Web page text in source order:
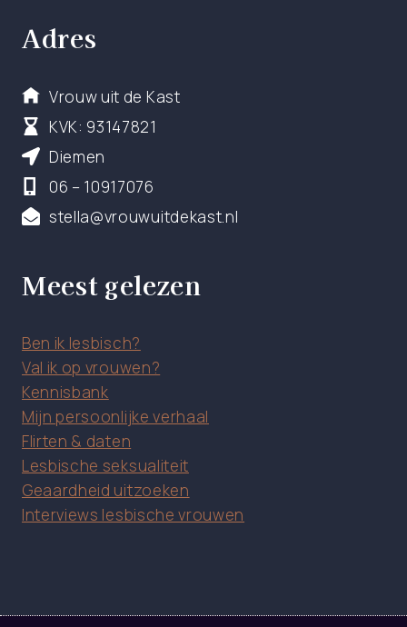
Adres
Vrouw uit de Kast
KVK: 93147821
Diemen
06 – 10917076
stella@vrouwuitdekast.nl
Meest gelezen
Ben ik lesbisch?
Val ik op vrouwen?
Kennisbank
Mijn persoonlijke verhaal
Flirten & daten
Lesbische seksualiteit
Geaardheid uitzoeken
Interviews lesbische vrouwen